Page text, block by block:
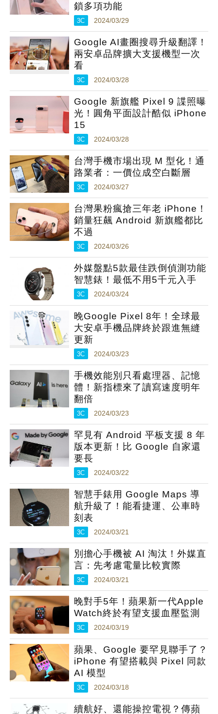
鎖多項功能
3C 2024/03/29
Google AI畫圈搜尋升級翻譯！
兩安卓品牌擴大支援機型一次
看
3C 2024/03/28
Google 新旗艦 Pixel 9 諜照曝
光！圓角平面設計酷似 iPhone
15
3C 2024/03/28
台灣手機市場出現 M 型化！通
路業者：一價位成空白斷層
3C 2024/03/27
台灣果粉瘋搶三年老 iPhone！
銷量狂飆 Android 新旗艦都比
不過
3C 2024/03/26
外媒盤點5款最佳跌倒偵測功能
智慧錶！最低不用5千元入手
3C 2024/03/24
晚Google Pixel 8年！全球最
大安卓手機品牌終於跟進無縫
更新
3C 2024/03/23
手機效能別只看處理器、記憶
體！新指標來了讀寫速度明年
翻倍
3C 2024/03/23
罕見有 Android 平板支援 8 年
版本更新！比 Google 自家還
要長
3C 2024/03/22
智慧手錶用 Google Maps 導
航升級了！能看捷運、公車時
刻表
3C 2024/03/21
別擔心手機被 AI 淘汰！外媒直
言：先考慮電量比較實際
3C 2024/03/21
晚對手5年！蘋果新一代Apple
Watch終於有望支援血壓監測
3C 2024/03/19
蘋果、Google 要罕見聯手了？
iPhone 有望搭載與 Pixel 同款
AI 模型
3C 2024/03/18
續航好、還能操控電視？傳蘋